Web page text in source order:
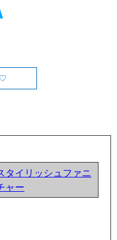
タイリッシュファニ
ャー